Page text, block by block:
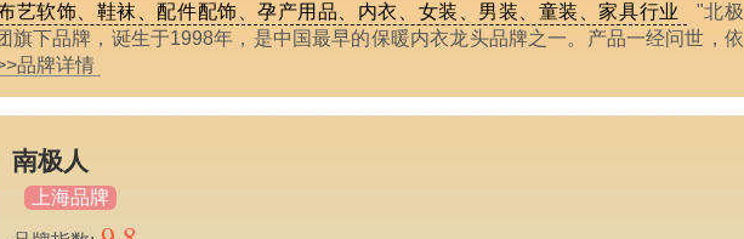
艺软饰、鞋袜、配件配饰、孕产用品、内衣、女装、男装、童装、家具行业
"北极
旗下品牌，诞生于1998年，是中国最早的保暖内衣龙头品牌之一。产品一经问世，依
品牌详情
南极人
上海品牌